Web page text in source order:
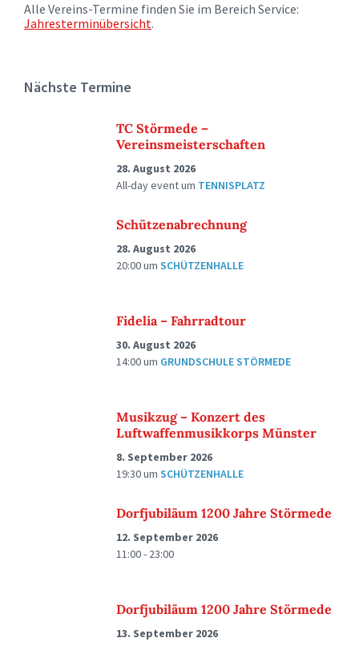
Alle Vereins-Termine finden Sie im Bereich Service:
Jahresterminübersicht.
Nächste Termine
TC Störmede –
Vereinsmeisterschaften
28. August 2026
All-day eventum TENNISPLATZ
Schützenabrechnung
28. August 2026
20:00um SCHÜTZENHALLE
Fidelia – Fahrradtour
30. August 2026
14:00um GRUNDSCHULE STÖRMEDE
Musikzug – Konzert des
Luftwaffenmusikkorps Münster
8. September 2026
19:30um SCHÜTZENHALLE
Dorfjubiläum 1200 Jahre Störmede
12. September 2026
11:00 - 23:00
Dorfjubiläum 1200 Jahre Störmede
13. September 2026